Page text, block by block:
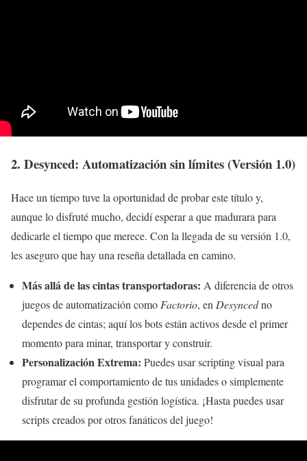
2. Desynced: Automatización sin límites (Versión 1.0)
Hace un tiempo tuve la oportunidad de probar este título y,
aunque lo disfruté mucho, decidí esperar a que madurara para
dedicarle el tiempo que merece. Con la llegada de su versión 1.0,
les aseguro que hay una reseña detallada en camino.
Más allá de las cintas transportadoras: A diferencia de otros
juegos de automatización como Factorio, en Desyncedno
dependes de cintas; aquí los bots están activos desde el primer
momento para minar, transportar y construir.
Personalización Extrema: Puedes usar scripting visual para
programar el comportamiento de tus unidades o simplemente
disfrutar de su profunda gestión logística. ¡Hasta puedes usar
scripts creados por otros fanáticos del juego!